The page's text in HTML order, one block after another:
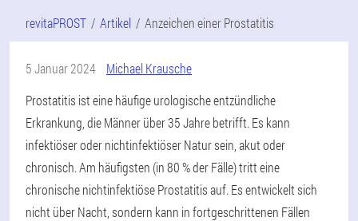
revitaPROST Artikel Anzeichen einer Prostatitis
5 Januar 2024
Michael Krausche
Prostatitis ist eine häufige urologische entzündliche
Erkrankung, die Männer über 35 Jahre betrifft. Es kann
infektiöser oder nichtinfektiöser Natur sein, akut oder
chronisch. Am häufigsten (in 80 % der Fälle) tritt eine
chronische nichtinfektiöse Prostatitis auf. Es entwickelt sich
nicht über Nacht, sondern kann in fortgeschrittenen Fällen